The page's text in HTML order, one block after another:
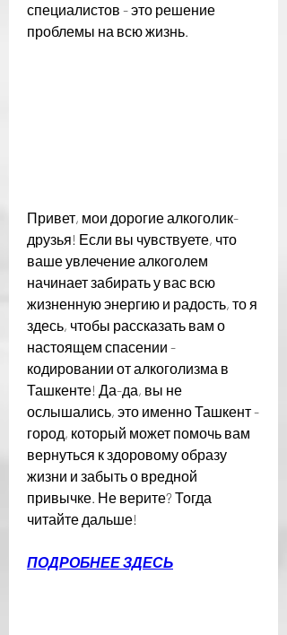
специалистов - это решение
проблемы на всю жизнь.
Привет, мои дорогие алкоголик-
друзья! Если вы чувствуете, что
ваше увлечение алкоголем
начинает забирать у вас всю
жизненную энергию и радость, то я
здесь, чтобы рассказать вам о
настоящем спасении -
кодировании от алкоголизма в
Ташкенте! Да-да, вы не
ослышались, это именно Ташкент -
город, который может помочь вам
вернуться к здоровому образу
жизни и забыть о вредной
привычке. Не верите? Тогда
читайте дальше!
ПОДРОБНЕЕ ЗДЕСЬ